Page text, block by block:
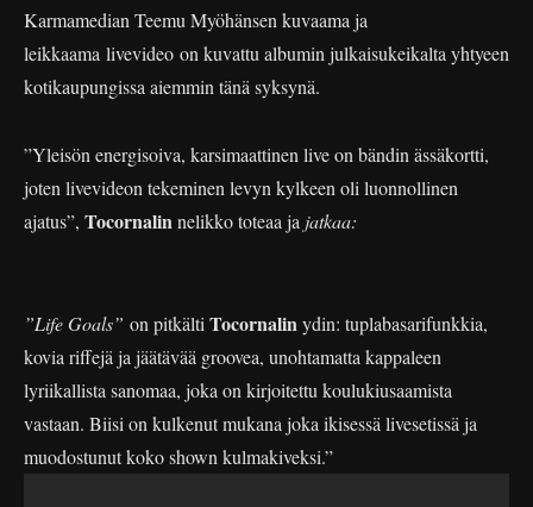
Karmamedian Teemu Myöhänsen kuvaama ja
leikkaama livevideo on kuvattu albumin julkaisukeikalta yhtyeen
kotikaupungissa aiemmin tänä syksynä.
”Yleisön energisoiva, karsimaattinen live on bändin ässäkortti,
joten livevideon tekeminen levyn kylkeen oli luonnollinen
ajatus”, Tocornalinnelikko toteaa ja jatkaa:
”Life Goals” on pitkälti Tocornalinydin: tuplabasarifunkkia,
kovia riffejä ja jäätävää groovea, unohtamatta kappaleen
lyriikallista sanomaa, joka on kirjoitettu koulukiusaamista
vastaan. Biisi on kulkenut mukana joka ikisessä livesetissä ja
muodostunut koko shown kulmakiveksi.”